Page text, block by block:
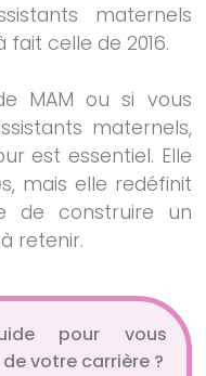
maternels
fait celle de 2016.
MAM ou si vous
maternels,
est essentiel. Elle
mais elle redéfinit
de construire un
retenir.
pour vous
votre carrière ?